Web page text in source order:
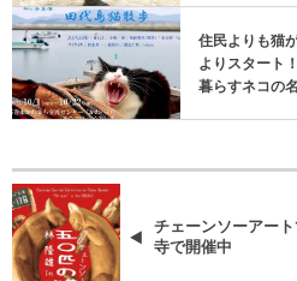
住民よりも猫
よりスタート
暮らすネコの
チェーンソーアー
寺で開催中